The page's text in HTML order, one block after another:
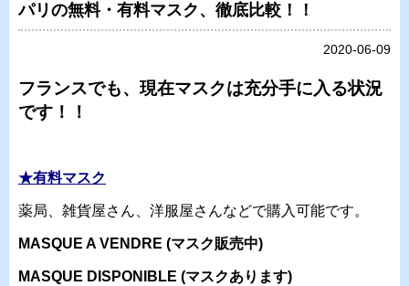
パリの無料・有料マスク、徹底比較！！
2020-06-09
フランスでも、現在マスクは充分手に入る状況
です！！
★有料マスク
薬局、雑貨屋さん、洋服屋さんなどで購入可能です。
MASQUE A VENDRE (マスク販売中)
MASQUE DISPONIBLE (マスクあります)